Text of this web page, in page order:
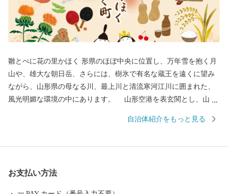
雛とべに花の里かほく 形県のほぼ中央に位置し、万年雪を抱く月
山や、雄大な朝日岳、さらには、樹氷で有名な蔵王を遠くに望み
ながら、山形県の母なる川、最上川と清流寒河江川に囲まれた、
風光明媚な環境の中にあります。 山形空港を表玄関とし、山形
ンジからは車で15分の距離にあり、東北中央自動車道の東根イン
自治体紹介をもっと見る
お支払い方法